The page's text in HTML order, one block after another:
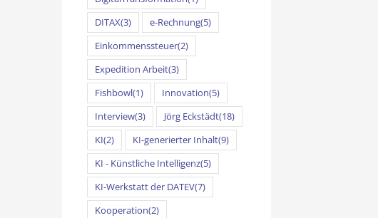
DITAX(3) e-Rechnung(5)
Einkommenssteuer(2)
Expedition Arbeit(3)
Fishbowl(1) Innovation(5)
Interview(3) Jörg Eckstädt(18)
KI(2) KI-generierter Inhalt(9)
KI - Künstliche Intelligenz(5)
KI-Werkstatt der DATEV(7)
Kooperation(2)